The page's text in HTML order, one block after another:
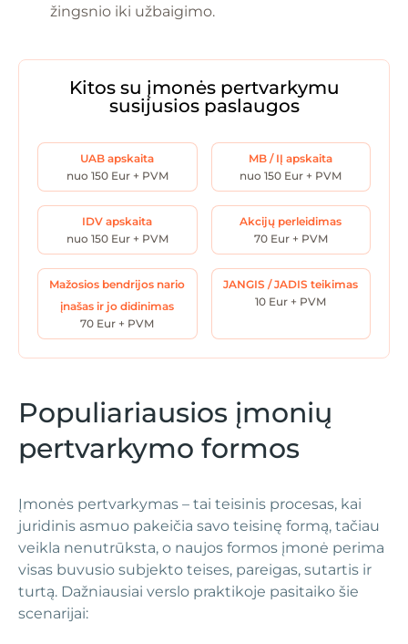
žingsnio iki užbaigimo.
Kitos su įmonės pertvarkymu
susijusios paslaugos
UAB apskaita
nuo 150 Eur + PVM
MB / IĮ apskaita
nuo 150 Eur + PVM
IDV apskaita
nuo 150 Eur + PVM
Akcijų perleidimas
70 Eur + PVM
Mažosios bendrijos nario
įnašas ir jo didinimas
70 Eur + PVM
JANGIS / JADIS teikimas
10 Eur + PVM
Populiariausios įmonių
pertvarkymo formos
Įmonės pertvarkymas – tai teisinis procesas, kai
juridinis asmuo pakeičia savo teisinę formą, tačiau
veikla nenutrūksta, o naujos formos įmonė perima
visas buvusio subjekto teises, pareigas, sutartis ir
turtą. Dažniausiai verslo praktikoje pasitaiko šie
scenarijai: